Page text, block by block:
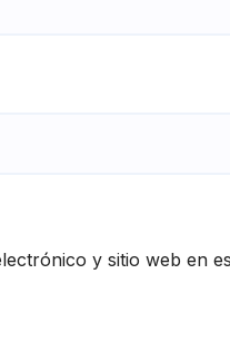
y sitio web en